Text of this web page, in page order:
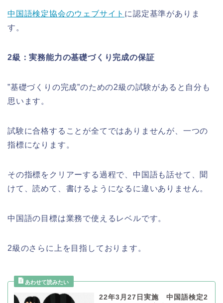
中国語検定協会のウェブサイト に認定基準がありま
す。
2級：実務能力の基礎づくり完成の保証
”基礎づくりの完成”のための2級の試験があると自分も
思います。
試験に合格することが全てではありませんが、一つの
指標になります。
その指標をクリアーする過程で、中国語も話せて、聞
けて、読めて、書けるようになるに違いありません。
中国語の目標は業務で使えるレベルです。
2級のさらに上を目指しております。
22年3月27日実施 中国語検定2